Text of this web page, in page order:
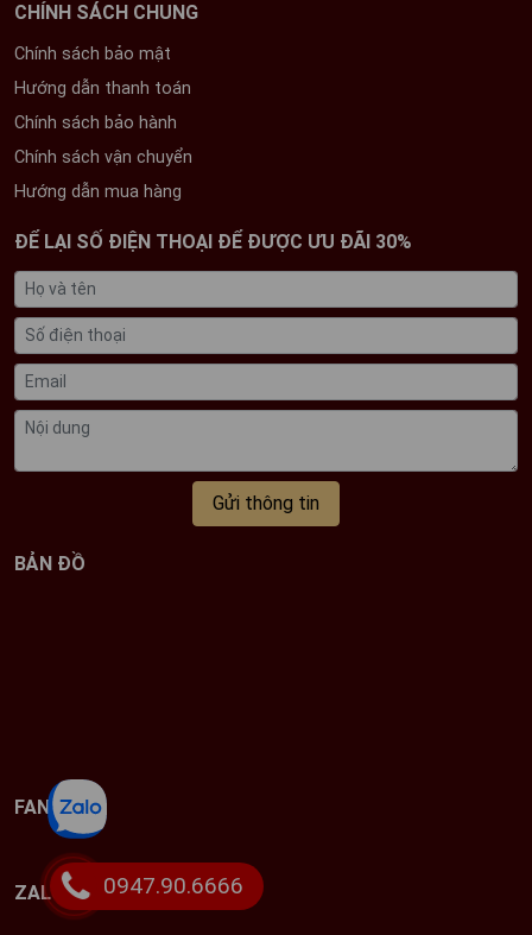
CHÍNH SÁCH CHUNG
Chính sách bảo mật
Hướng dẫn thanh toán
Chính sách bảo hành
Chính sách vận chuyển
Hướng dẫn mua hàng
ĐỂ LẠI SỐ ĐIỆN THOẠI ĐỂ ĐƯỢC ƯU ĐÃI 30%
Gửi thông tin
BẢN ĐỒ
FANPAGE
0947.90.6666
ZALO CHAT